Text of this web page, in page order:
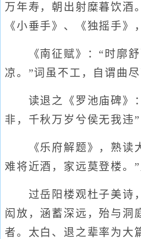
万年寿，朝出射糜暮饮酒
《小垂手》、《独摇手》
《南征赋》：“时廓舒
凉。”词虽不工，自谓曲尽
读退之《罗池庙碑》
非，千秋万岁兮侯无我违”
《乐府解题》，熟读
难将近酒，家远莫登楼。
过岳阳楼观杜子美诗
闳放，涵蓄深远，殆与洞
者。太白、退之辈率为大